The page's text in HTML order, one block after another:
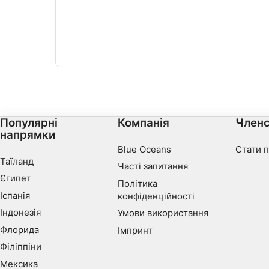
Популярні
напрямки
Таїланд
Єгипет
Іспанія
Індонезія
Флорида
Філіппіни
Мексика
Компанія
Blue Oceans
Часті запитання
Політика
конфіденційності
Умови використання
Імпринт
Стати
Necessary
Functional
Advertising